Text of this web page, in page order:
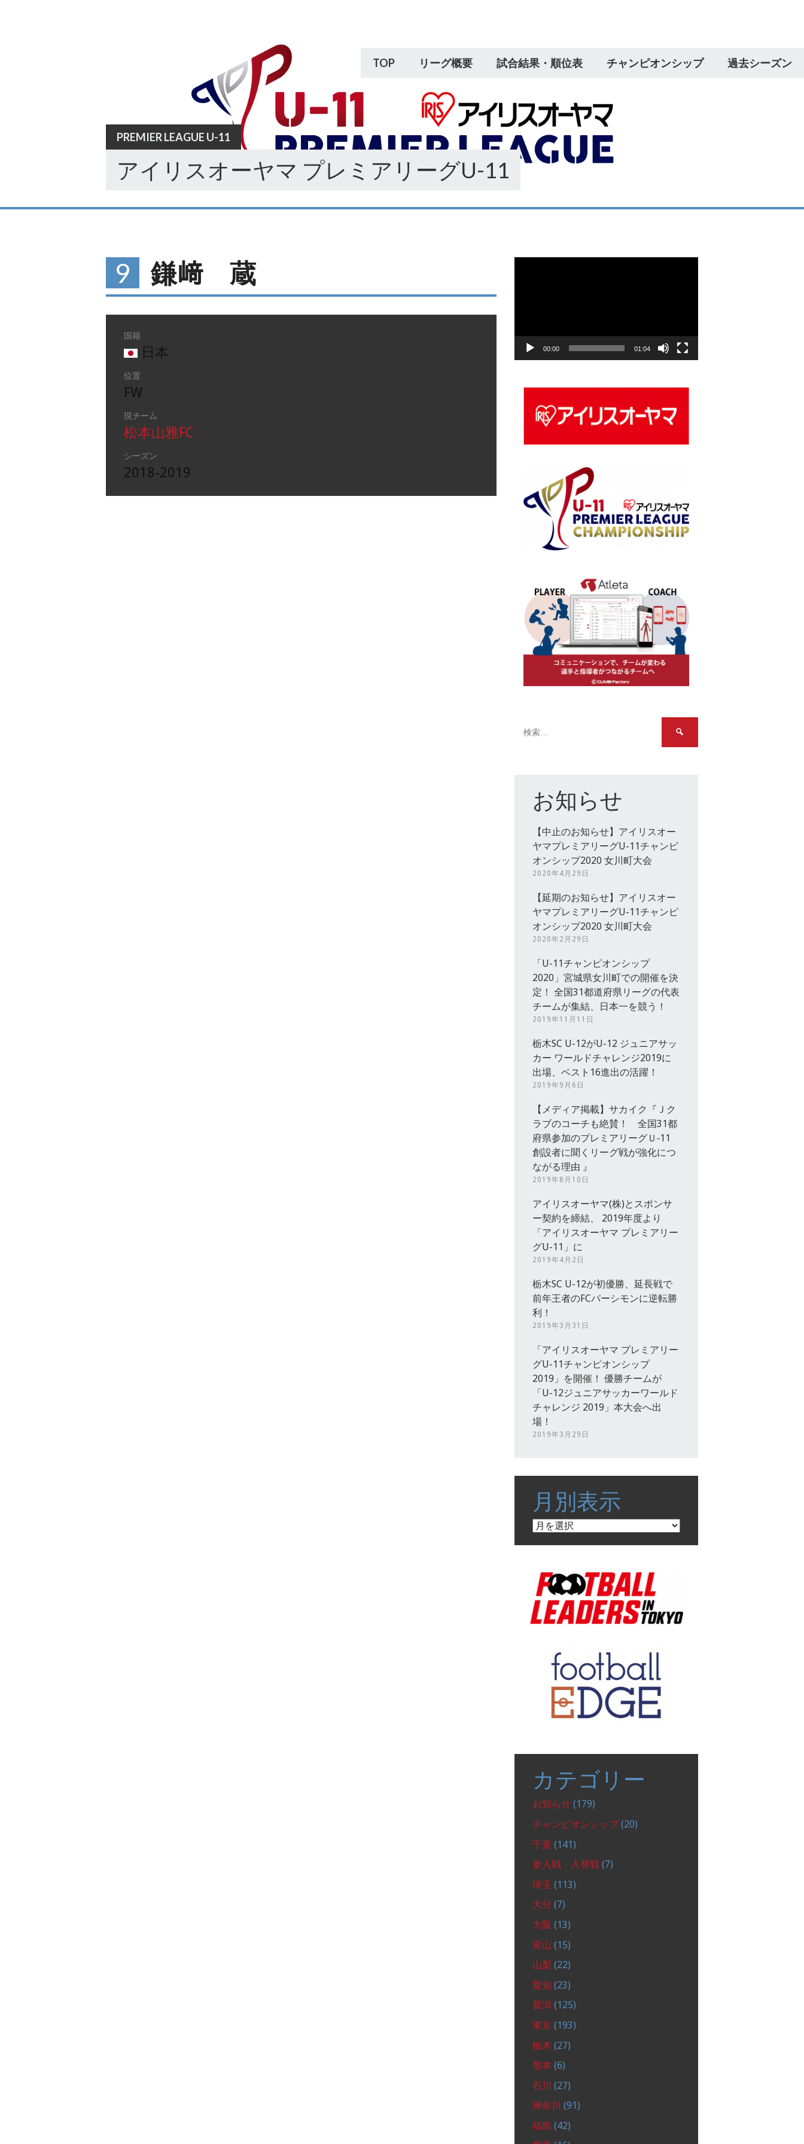
TOP リーグ概要 試合結果・順位表 チャンピオンシップ 過去シーズン
PREMIER LEAGUE U-11
アイリスオーヤマ プレミアリーグU-11
9 鎌﨑 蔵
国籍
日本
位置
FW
現チーム
松本山雅FC
シーズン
2018-2019
ヤ
00:00 01:04
お知らせ
【中止のお知らせ】アイリスオー
ヤマプレミアリーグU-11チャンピ
オンシップ2020 女川町大会
2020年4月29日
【延期のお知らせ】アイリスオー
ヤマプレミアリーグU-11チャンピ
オンシップ2020 女川町大会
2020年2月29日
「U-11チャンピオンシップ
2020」宮城県女川町での開催を決
定！ 全国31都道府県リーグの代表
チームが集結、日本一を競う！
2019年11月11日
栃木SC U-12がU-12 ジュニアサッ
カー ワールドチャレンジ2019に
出場、ベスト16進出の活躍！
2019年9月6日
【メディア掲載】サカイク『Ｊク
ラブのコーチも絶賛！ 全国31都
府県参加のプレミアリーグＵ‐11
創設者に聞くリーグ戦が強化につ
ながる理由 』
2019年8月10日
アイリスオーヤマ(株)とスポンサ
ー契約を締結、 2019年度より
「アイリスオーヤマ プレミアリー
グU-11」に
2019年4月2日
栃木SC U-12が初優勝、延長戦で
前年王者のFCパーシモンに逆転勝
利！
2019年3月31日
「アイリスオーヤマ プレミアリー
グU-11チャンピオンシップ
2019」を開催！ 優勝チームが
「U-12ジュニアサッカーワールド
チャレンジ 2019」本大会へ出
場！
2019年3月29日
月別表示
月
カテゴリー
お知らせ (179)
チャンピオンシップ(20)
千葉 (141)
参入戦・入替戦 (7)
埼玉 (113)
大分 (7)
大阪 (13)
富山 (15)
山梨 (22)
愛知 (23)
新潟 (125)
東京 (193)
栃木 (27)
熊本 (6)
石川 (27)
神奈川 (91)
福島 (42)